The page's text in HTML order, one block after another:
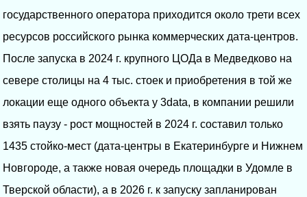
государственного оператора приходится около трети всех
ресурсов российского рынка коммерческих дата-центров.
После запуска в 2024 г. крупного ЦОДа в Медведково на
севере столицы на 4 тыс. стоек и приобретения в той же
локации еще одного объекта у 3data, в компании решили
взять паузу - рост мощностей в 2024 г. составил только
1435 стойко-мест (дата-центры в Екатеринбурге и Нижнем
Новгороде, а также новая очередь площадки в Удомле в
Тверской области), а в 2026 г. к запуску запланирован